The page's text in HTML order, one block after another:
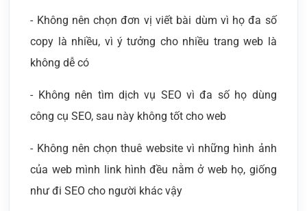
- Không nên chọn đơn vị viết bài dùm vì họ đa số
copy là nhiều, vì ý tưởng cho nhiều trang web là
không dễ có
- Không nên tìm dịch vụ SEO vì đa số họ dùng
công cụ SEO, sau này không tốt cho web
- Không nên chọn thuê website vì những hình ảnh
của web mình link hình đều nằm ở web họ, giống
như đi SEO cho người khác vậy